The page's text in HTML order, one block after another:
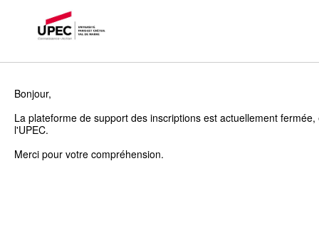
Bonjour,
La plateforme de support des inscriptions est actuellement
l'UPEC.
Merci pour votre compréhension.